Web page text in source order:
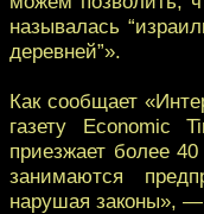
называлась
деревней”».
Как сообщает
газету Economic
приезжает более
занимаются
нарушая законы»,